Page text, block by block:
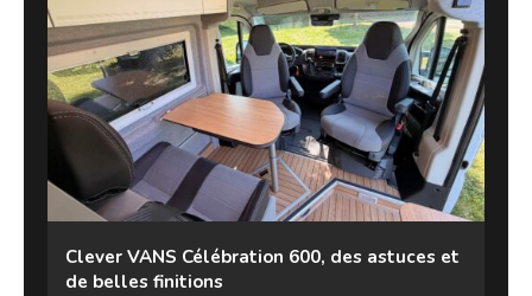
Clever VANS Célébration 600, des astuces et
de belles finitions